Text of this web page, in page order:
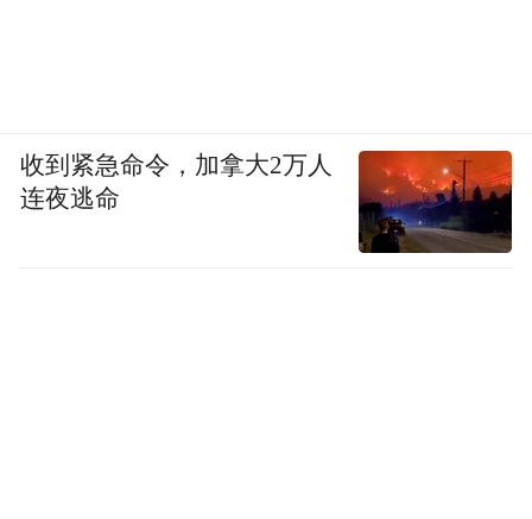
收到紧急命令，加拿大2万人
连夜逃命